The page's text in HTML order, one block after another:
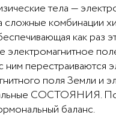
тела —
сложные комбинации
как
перестраиваются
поля Земли и
СОСТОЯНИЯ.
баланс.